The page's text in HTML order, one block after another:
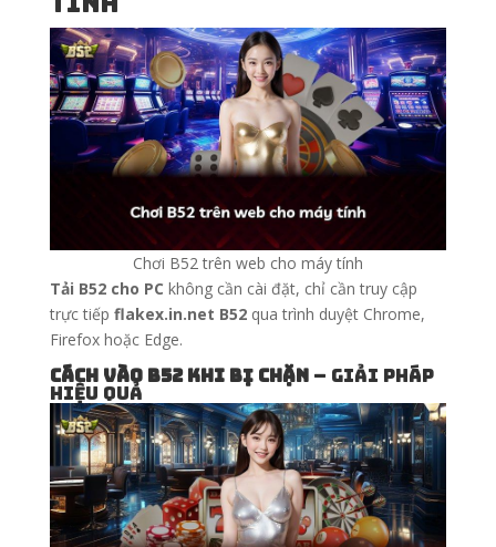
Chơi B52 trên web cho máy tính
Tải B52 cho PC không cần cài đặt, chỉ cần truy cập
trực tiếp flakex.in.net B52qua trình duyệt Chrome,
Firefox hoặc Edge.
Cách vào B52 khi bị chặn– Giải pháp
hiệu quả